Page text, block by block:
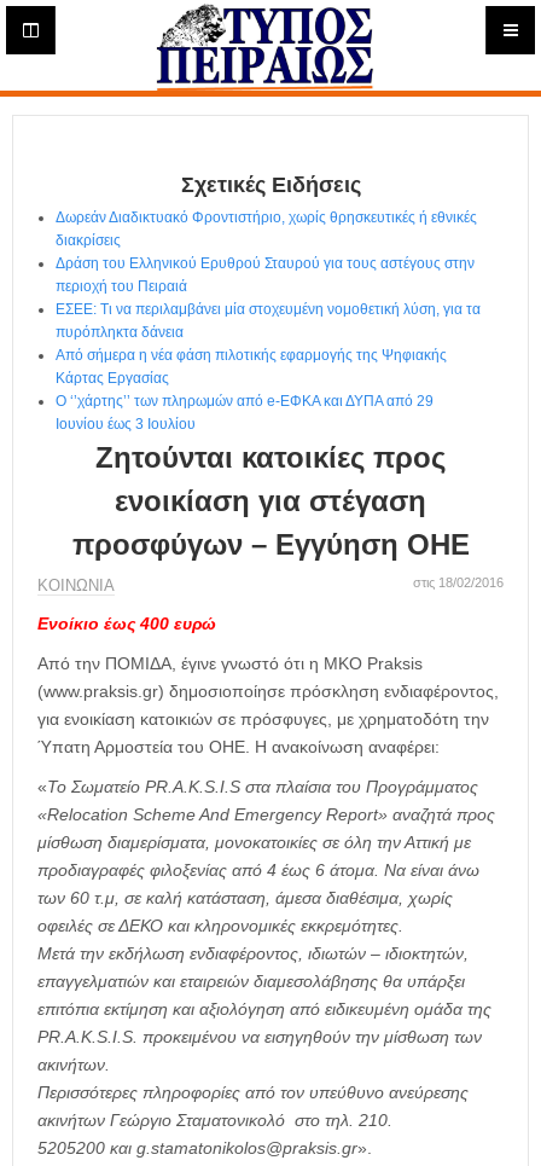
Η
ε
ρ
Σχετικές Ειδήσεις
Δωρεάν Διαδικτυακό Φροντιστήριο, χωρίς θρησκευτικές ή εθνικές
διακρίσεις
Δράση του Ελληνικού Ερυθρού Σταυρού για τους αστέγους στην
περιοχή του Πειραιά
ΕΣΕΕ: Τι να περιλαμβάνει μία στοχευμένη νομοθετική λύση, για τα
πυρόπληκτα δάνεια
Από σήμερα η νέα φάση πιλοτικής εφαρμογής της Ψηφιακής
Κάρτας Εργασίας
Ο ‘’χάρτης’’ των πληρωμών από e-ΕΦΚΑ και ΔΥΠΑ από 29
Ιουνίου έως 3 Ιουλίου
Ζητούνται κατοικίες προς
ενοικίαση για στέγαση
προσφύγων – Eγγύηση ΟΗΕ
ΚΟΙΝΩΝΙΑ στις 18/02/2016
Ενοίκιο έως 400 ευρώ
Από την ΠΟΜΙΔΑ, έγινε γνωστό ότι η ΜΚΟ Praksis
(www.praksis.gr) δημοσιοποίησε πρόσκληση ενδιαφέροντος,
για ενοικίαση κατοικιών σε πρόσφυγες, με χρηματοδότη την
Ύπατη Αρμοστεία του ΟΗΕ. Η ανακοίνωση αναφέρει:
«Το Σωματείο PR.A.K.S.I.S στα πλαίσια του Προγράμματος
«Relocation Scheme And Emergency Report» αναζητά προς
μίσθωση διαμερίσματα, μονοκατοικίες σε όλη την Αττική με
προδιαγραφές φιλοξενίας από 4 έως 6 άτομα. Να είναι άνω
των 60 τ.μ, σε καλή κατάσταση, άμεσα διαθέσιμα, χωρίς
οφειλές σε ΔΕΚΟ και κληρονομικές εκκρεμότητες.
Μετά την εκδήλωση ενδιαφέροντος, ιδιωτών – ιδιοκτητών,
επαγγελματιών και εταιρειών διαμεσολάβησης θα υπάρξει
επιτόπια εκτίμηση και αξιολόγηση από ειδικευμένη ομάδα της
PR.A.K.S.I.S. προκειμένου να εισηγηθούν την μίσθωση των
ακινήτων.
Περισσότερες πληροφορίες από τον υπεύθυνο ανεύρεσης
ακινήτων Γεώργιο Σταματονικολό στο τηλ. 210.
5205200 και g.stamatonikolos@praksis.gr».